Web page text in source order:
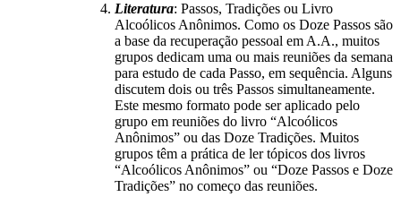
Literatura: Passos, Tradições ou Livro
Alcoólicos Anônimos. Como os Doze Passos são
a base da recuperação pessoal em A.A., muitos
grupos dedicam uma ou mais reuniões da semana
para estudo de cada Passo, em sequência. Alguns
discutem dois ou três Passos simultaneamente.
Este mesmo formato pode ser aplicado pelo
grupo em reuniões do livro “Alcoólicos
Anônimos” ou das Doze Tradições. Muitos
grupos têm a prática de ler tópicos dos livros
“Alcoólicos Anônimos” ou “Doze Passos e Doze
Tradições” no começo das reuniões.